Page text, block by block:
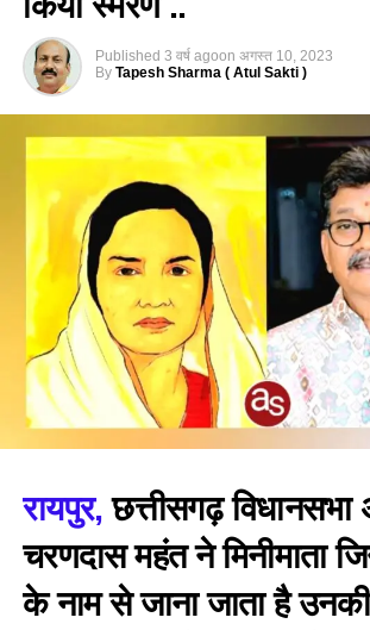
Published 3 वर्ष agoon अगस्त 10, 2023
By Tapesh Sharma ( Atul Sakti )
रायपुर,छत्तीसगढ़ विधानसभा
चरणदास महंत ने मिनीमाता
के नाम से जाना जाता है